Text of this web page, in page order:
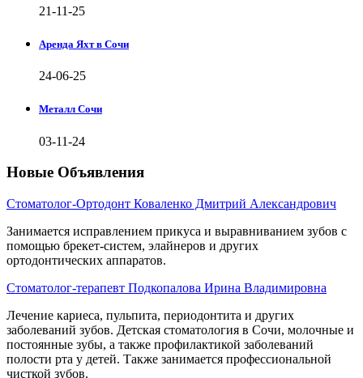
21-11-25
Аренда Яхт в Сочи
24-06-25
Металл Сочи
03-11-24
Новые Объявления
Стоматолог-Ортодонт Коваленко Дмитрий Александрович
Занимается исправлением прикуса и выравниванием зубов с
помощью брекет-систем, элайнеров и других
ортодонтических аппаратов.
Стоматолог-терапевт Подкопалова Ирина Владимировна
Лечение кариеса, пульпита, периодонтита и других
заболеваний зубов. Детская стоматология в Сочи, молочные и
постоянные зубы, а также профилактикой заболеваний
полости рта у детей. Также занимается профессиональной
чисткой зубов.